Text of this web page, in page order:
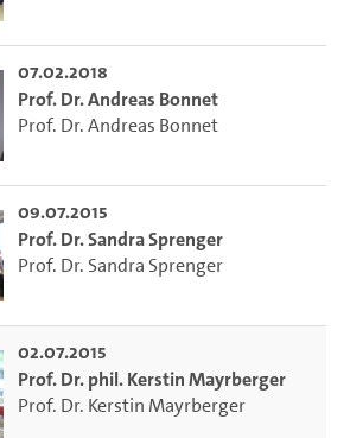
07.02.2018
Prof. Dr. Andreas Bonnet
Prof. Dr. Andreas Bonnet
09.07.2015
Prof. Dr. Sandra Sprenger
Prof. Dr. Sandra Sprenger
02.07.2015
Prof. Dr. phil. Kerstin Mayrberger
Prof. Dr. Kerstin Mayrberger